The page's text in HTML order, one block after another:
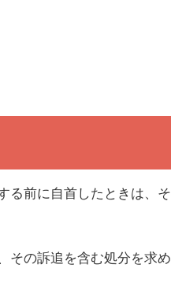
る前に自首したときは、そ
その訴追を含む処分を求め